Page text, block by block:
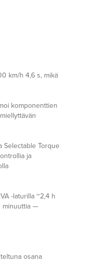
km/h 4,6 s, mikä
komponenttien
Selectable Torque
ja
-laturilla ~2,4 h
minuuttia —
osana